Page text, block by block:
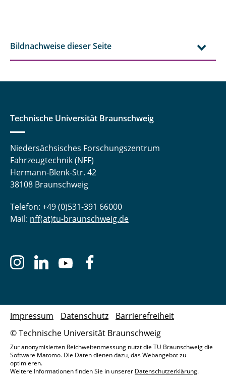
Bildnachweise dieser Seite
Technische Universität Braunschweig
Niedersächsisches Forschungszentrum
Fahrzeugtechnik (NFF)
Hermann-Blenk-Str. 42
38108 Braunschweig
Telefon: +49 (0)531-391 66000
Mail: nff(at)tu-braunschweig.de
© Technische Universität Braunschweig
Impressum Datenschutz Barrierefreiheit
Zur anonymisierten Reichweitenmessung nutzt die TU Braunschweig die
Software Matomo. Die Daten dienen dazu, das Webangebot zu
optimieren.
Weitere Informationen finden Sie in unserer Datenschutzerklärung.